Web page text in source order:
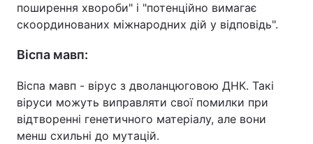
поширення хвороби" і "потенційно вимагає
скоординованих міжнародних дій у відповідь".
Віспа мавп:
Віспа мавп - вірус з дволанцюговою ДНК. Такі
віруси можуть виправляти свої помилки при
відтворенні генетичного матеріалу, але вони
менш схильні до мутацій.